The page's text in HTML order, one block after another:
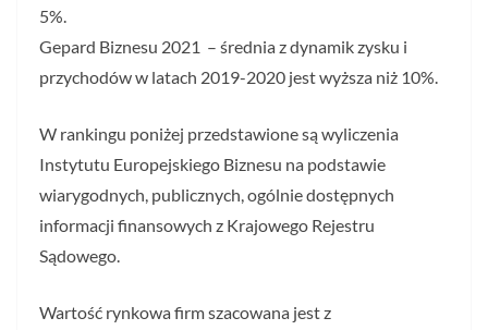
5%.
Gepard Biznesu 2021 – średnia z dynamik zysku i
przychodów w latach 2019-2020 jest wyższa niż 10%.
W rankingu poniżej przedstawione są wyliczenia
Instytutu Europejskiego Biznesu na podstawie
wiarygodnych, publicznych, ogólnie dostępnych
informacji finansowych z Krajowego Rejestru
Sądowego.
Wartość rynkowa firm szacowana jest z